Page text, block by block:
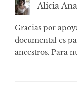
Alicia
Gracias por
documental es
ancestros. Para